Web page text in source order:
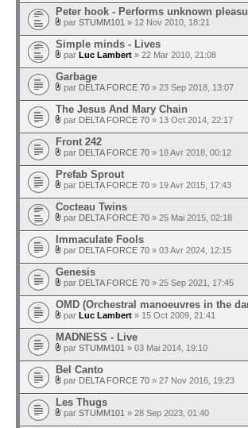
Peter hook - Performs unknown
par STUMM101 » 12 Nov 2010, 18:21
Simple minds - Lives
par Luc Lambert » 22 Mar 2010, 21:08
Garbage
par DELTA FORCE 70 » 23 Sep 2018, 13:07
The Jesus And Mary Chain
par DELTA FORCE 70 » 13 Oct 2014, 22:17
Front 242
par DELTA FORCE 70 » 18 Avr 2018, 00:12
Prefab Sprout
par DELTA FORCE 70 » 19 Avr 2015, 17:43
Cocteau Twins
par DELTA FORCE 70 » 25 Mai 2015, 02:18
Immaculate Fools
par DELTA FORCE 70 » 03 Avr 2024, 12:15
Genesis
par DELTA FORCE 70 » 25 Sep 2021, 17:45
OMD (Orchestral manoeuvres in the
par Luc Lambert » 15 Oct 2009, 21:41
MADNESS - Live
par STUMM101 » 03 Mai 2014, 19:10
Bel Canto
par DELTA FORCE 70 » 27 Nov 2016, 19:23
Les Thugs
par STUMM101 » 28 Sep 2023, 01:40